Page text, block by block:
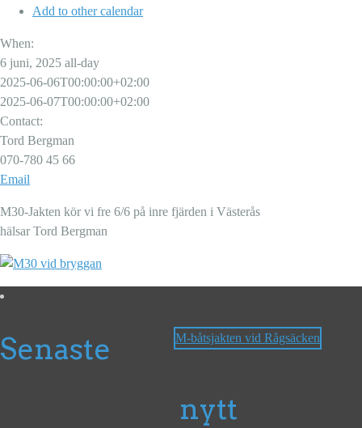
Add to other calendar
When:
6 juni, 2025 all-day
2025-06-06T00:00:00+02:00
2025-06-07T00:00:00+02:00
Contact:
Tord Bergman
070-780 45 66‬
Email
M30-Jakten kör vi fre 6/6 på inre fjärden i Västerås
hälsar Tord Bergman
M-båtsjakten vid Rågsäcken
Senaste
nytt